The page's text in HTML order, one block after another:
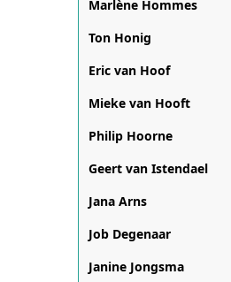
Marlène Hommes
Ton Honig
Eric van Hoof
Mieke van Hooft
Philip Hoorne
Geert van Istendael
Jana Arns
Job Degenaar
Janine Jongsma